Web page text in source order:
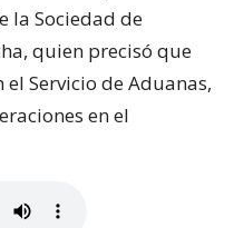
la Sociedad de
quien precisó que
el Servicio de Aduanas,
en el